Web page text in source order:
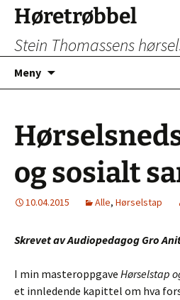
Hopp
innhold
Høretrøbbel
Stein Thomassens
Meny
og sosialt
10.04.2015 Alle, Hørselstap
Skrevet av Audiopedagog Gro
I min masteroppgave Hørselstap
et innledende kapittel om hva